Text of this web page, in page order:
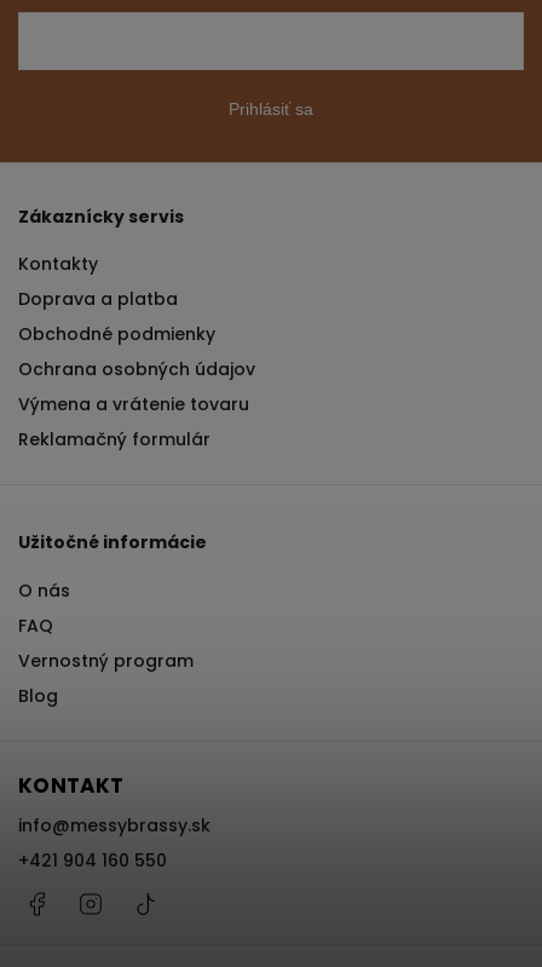
Prihlásiť sa
Zákaznícky servis
Kontakty
Doprava a platba
Obchodné podmienky
Ochrana osobných údajov
Výmena a vrátenie tovaru
Reklamačný formulár
Užitočné informácie
O nás
FAQ
Vernostný program
Blog
KONTAKT
info@messybrassy.sk
+421 904 160 550
FacebookInstagram